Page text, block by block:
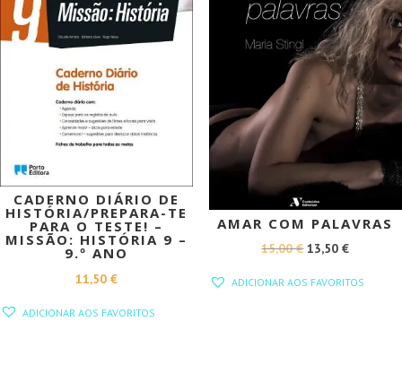
CADERNO DIÁRIO DE
HISTÓRIA/PREPARA-TE
PARA O TESTE! –
MISSÃO: HISTÓRIA 9 –
9.º ANO
11,50€
ADICIONAR AOS FAVORITOS
AMAR COM PALAVRAS
15,00€O
13,50€O
ADICIONAR AOS FAVORITOS